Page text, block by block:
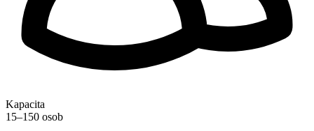
Kapacita
15–150 osob